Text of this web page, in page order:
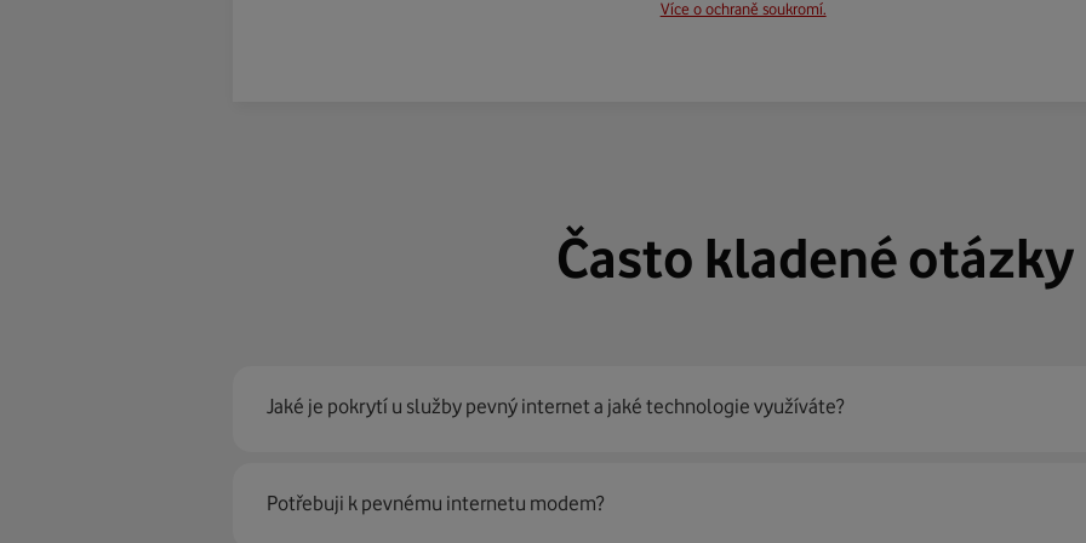
Více o ochraně soukromí.
Často kladené otázky
Jaké je pokrytí u služby pevný internet a jaké technologie využíváte?
Pevný internet můžeme nabídnout99 % českých domácností
prostřednictvím několika
Potřebuji k pevnému internetu modem?